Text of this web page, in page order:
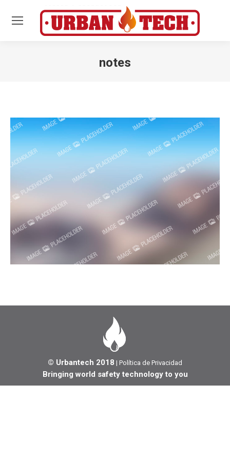
notes
© Urbantech 2018 | Política de Privacidad
Bringing world safety technology to you